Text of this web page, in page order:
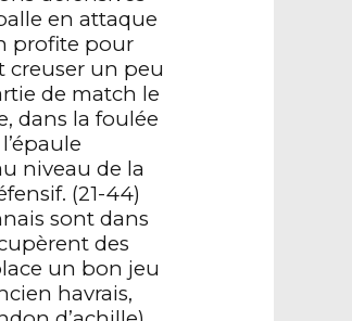
en attaque
profite pour
creuser un peu
de match le
dans la foulée
niveau de la
(21-44)
sont dans
des
un bon jeu
havrais,